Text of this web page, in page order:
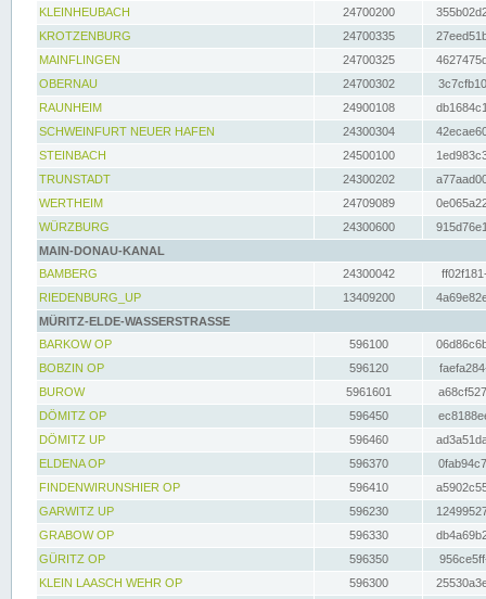
KLEINHEUBACH 24700200
KROTZENBURG
24700335
MAINFLINGEN
24700325
OBERNAU
24700302
RAUNHEIM
24900108
SCHWEINFURT NEUER HAFEN
24300304
STEINBACH
24500100
TRUNSTADT
24300202
WERTHEIM
24709089
WÜRZBURG
24300600
MAIN-DONAU-KANAL
BAMBERG
24300042
RIEDENBURG_UP
13409200
MÜRITZ-ELDE-WASSERSTRASSE
BARKOW OP
596100
BOBZIN OP
596120
BUROW
5961601
DÖMITZ OP
596450
DÖMITZ UP
596460
ELDENA OP
596370
FINDENWIRUNSHIER OP
596410
GARWITZ UP
596230
GRABOW OP
596330
GÜRITZ OP
596350
KLEIN LAASCH WEHR OP
596300